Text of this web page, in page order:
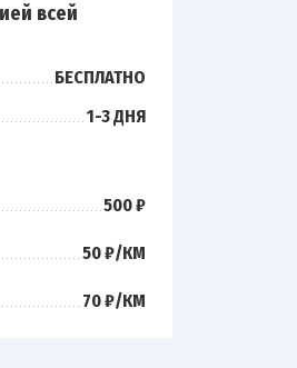
всей
БЕСПЛАТНО
1-3 ДНЯ
500 ₽
50 ₽/КМ
70 ₽/КМ